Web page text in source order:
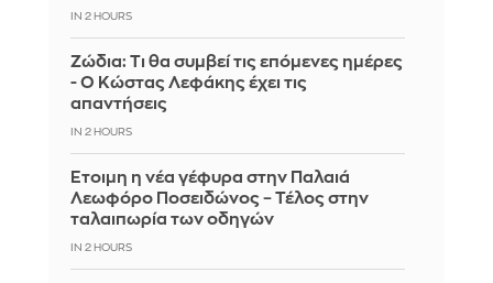
IN 2 HOURS
Ζώδια: Τι θα συμβεί τις επόμενες ημέρες
- Ο Κώστας Λεφάκης έχει τις
απαντήσεις
IN 2 HOURS
Έτοιμη η νέα γέφυρα στην Παλαιά
Λεωφόρο Ποσειδώνος – Τέλος στην
ταλαιπωρία των οδηγών
IN 2 HOURS